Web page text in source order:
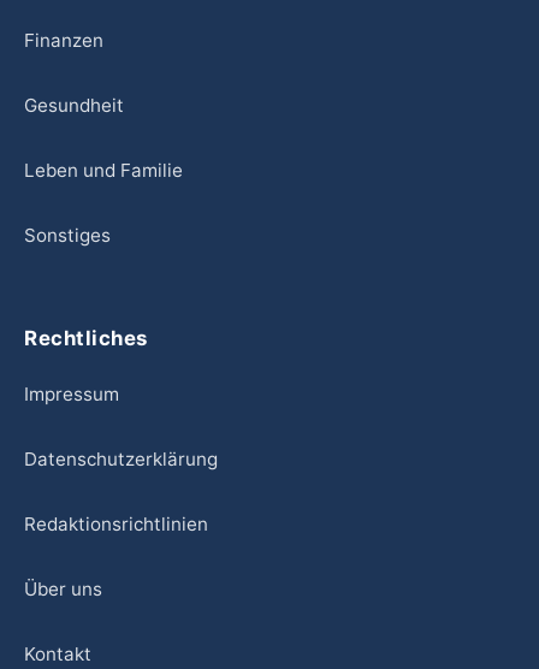
Finanzen
Gesundheit
Leben und Familie
Sonstiges
Rechtliches
Impressum
Datenschutzerklärung
Redaktionsrichtlinien
Über uns
Kontakt